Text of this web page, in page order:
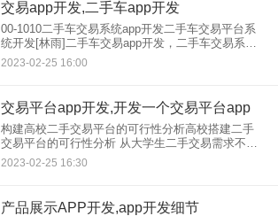
交易app开发,二手车app开发
00-1010二手车交易系统app开发二手车交易平台系
统开发[林雨]二手车交易app开发，二手车交易系统
开发，二手车交易软件开发，二手车交易源码系统
开发，二手车交易源码建设。 核心：本文转载于网
2023-02-25 16:00
交易平台app开发,开发一个交易平台app
构建高校二手交易平台的可行性分析高校搭建二手
交易平台的可行性分析 从大学生二手交易需求不断
增加，以及高校现有跳蚤市场无法满足大学生二手
2023-02-25 16:30
产品展示APP开发,app开发细节